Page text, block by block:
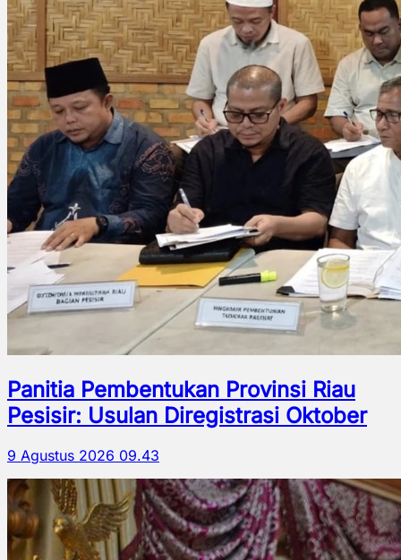
Panitia Pembentukan Provinsi Riau
Pesisir: Usulan Diregistrasi Oktober
9 Agustus 2026 09.43